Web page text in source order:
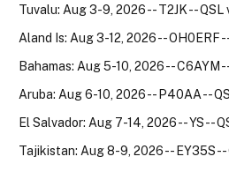
Tuvalu: Aug 3-9, 2026 -- T2JK -- QSL
Aland Is: Aug 3-12, 2026 -- OH0ERF
Bahamas: Aug 5-10, 2026 -- C6AYM
Aruba: Aug 6-10, 2026 -- P40AA --
El Salvador: Aug 7-14, 2026 -- YS --
Tajikistan: Aug 8-9, 2026 -- EY35S --